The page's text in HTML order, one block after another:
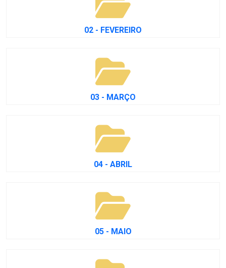
02 - FEVEREIRO
03 - MARÇO
04 - ABRIL
05 - MAIO